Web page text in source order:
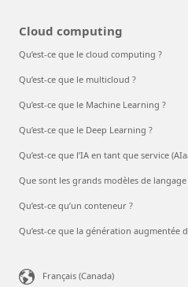
Cloud computing
Qu’est-ce que le cloud computing ?
Qu’est-ce que le multicloud ?
Qu’est-ce que le Machine Learning ?
Qu’est-ce que le Deep Learning ?
Qu’est-ce que l’IA en tant que service
Que sont les grands modèles de langage
Qu’est-ce qu’un conteneur ?
Qu’est-ce que la génération augmentée
Français (Canada)